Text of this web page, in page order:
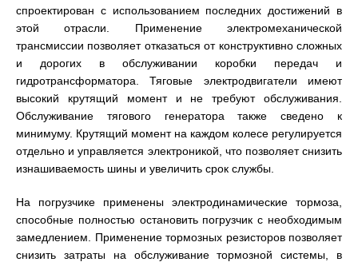
спроектирован с использованием последних достижений в
этой отрасли. Применение электромеханической
трансмиссии позволяет отказаться от конструктивно сложных
и дорогих в обслуживании коробки передач и
гидротрансформатора. Тяговые электродвигатели имеют
высокий крутящий момент и не требуют обслуживания.
Обслуживание тягового генератора также сведено к
минимуму. Крутящий момент на каждом колесе регулируется
отдельно и управляется электроникой, что позволяет снизить
изнашиваемость шины и увеличить срок службы.
На погрузчике применены электродинамические тормоза,
способные полностью остановить погрузчик с необходимым
замедлением. Применение тормозных резисторов позволяет
снизить затраты на обслуживание тормозной системы, в